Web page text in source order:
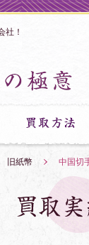
社！
旧紙幣 中国切